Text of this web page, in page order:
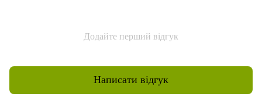
Додайте перший відгук
Написати відгук